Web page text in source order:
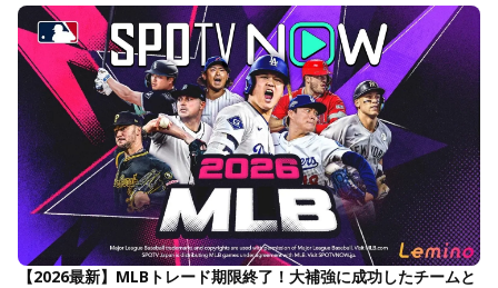
【2026最新】MLBトレード期限終了！大補強に成功したチームと